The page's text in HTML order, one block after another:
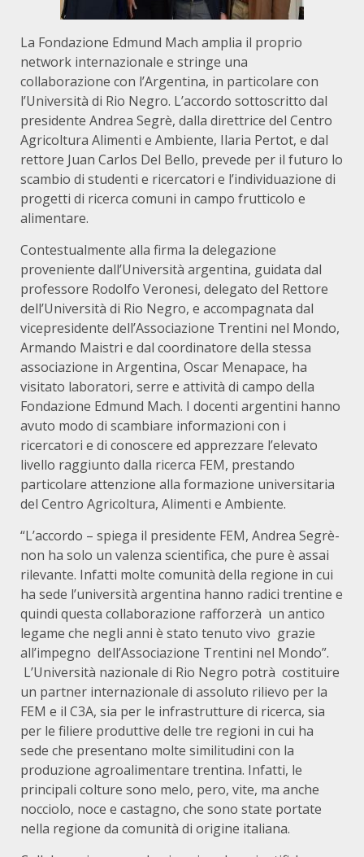
La Fondazione Edmund Mach amplia il proprio
network internazionale e stringe una
collaborazione con l’Argentina, in particolare con
l’Università di Rio Negro. L’accordo sottoscritto dal
presidente Andrea Segrè, dalla direttrice del Centro
Agricoltura Alimenti e Ambiente, Ilaria Pertot, e dal
rettore Juan Carlos Del Bello, prevede per il futuro lo
scambio di studenti e ricercatori e l’individuazione di
progetti di ricerca comuni in campo frutticolo e
alimentare.
Contestualmente alla firma la delegazione
proveniente dall’Università argentina, guidata dal
professore Rodolfo Veronesi, delegato del Rettore
dell’Università di Rio Negro, e accompagnata dal
vicepresidente dell’Associazione Trentini nel Mondo,
Armando Maistri e dal coordinatore della stessa
associazione in Argentina, Oscar Menapace, ha
visitato laboratori, serre e attività di campo della
Fondazione Edmund Mach. I docenti argentini hanno
avuto modo di scambiare informazioni con i
ricercatori e di conoscere ed apprezzare l’elevato
livello raggiunto dalla ricerca FEM, prestando
particolare attenzione alla formazione universitaria
del Centro Agricoltura, Alimenti e Ambiente.
“L’accordo – spiega il presidente FEM, Andrea Segrè-
non ha solo un valenza scientifica, che pure è assai
rilevante. Infatti molte comunità della regione in cui
ha sede l’università argentina hanno radici trentine e
quindi questa collaborazione rafforzerà un antico
legame che negli anni è stato tenuto vivo grazie
all’impegno dell’Associazione Trentini nel Mondo”.
L’Università nazionale di Rio Negro potrà costituire
un partner internazionale di assoluto rilievo per la
FEM e il C3A, sia per le infrastrutture di ricerca, sia
per le filiere produttive delle tre regioni in cui ha
sede che presentano molte similitudini con la
produzione agroalimentare trentina. Infatti, le
principali colture sono melo, pero, vite, ma anche
nocciolo, noce e castagno, che sono state portate
nella regione da comunità di origine italiana.